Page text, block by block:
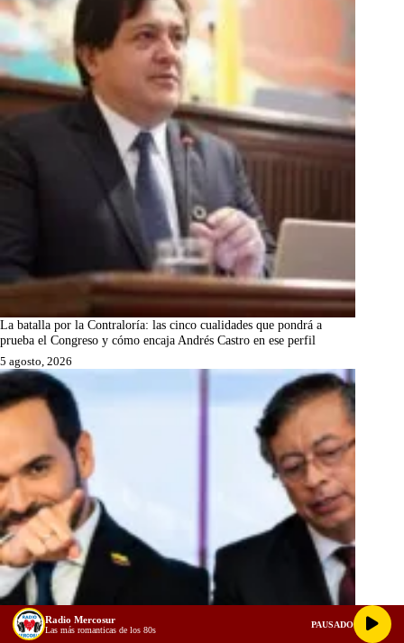
La batalla por la Contraloría: las cinco cualidades que pondrá a
prueba el Congreso y cómo encaja Andrés Castro en ese perfil
5 agosto, 2026
Radio Mercosur
Las más romanticas de los 80s
PAUSADO